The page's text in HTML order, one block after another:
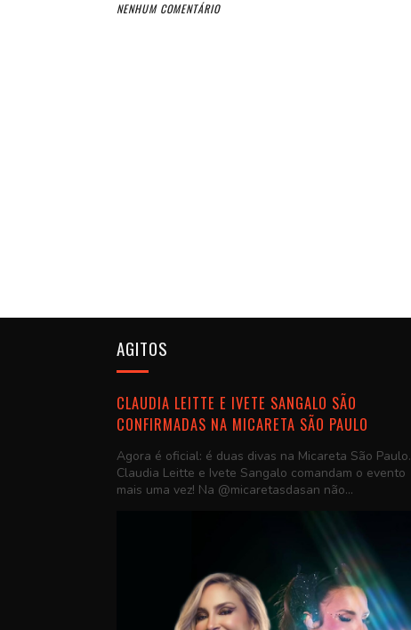
NENHUM COMENTÁRIO
AGITOS
CLAUDIA LEITTE E IVETE SANGALO SÃO
CONFIRMADAS NA MICARETA SÃO PAULO
Agora é oficial: é duas divas na Micareta São Paulo.
Claudia Leitte e Ivete Sangalo comandam o evento
mais uma vez! Na @micaretasdasan não...